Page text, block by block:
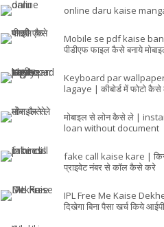
online daru kaise
Mobile se pdf kaise
पीडीएफ फाइल कैसे बनाये
Keyboard par
lagaye | कीबोर्ड में फोटो कैसे
मोबाइल से लोन कैसे ले |
loan without document
fake call kaise kare |
प्राइवेट नंबर से कॉल कैसे करे
IPL Free Me Kaise
दिखेगा बिना पैसा खर्च किये